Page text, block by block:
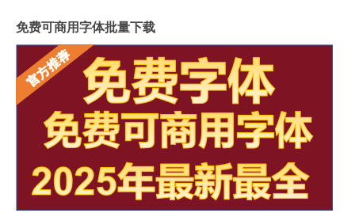
免费可商用字体批量下载